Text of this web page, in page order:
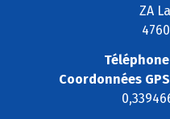
ZA
Coordonnées